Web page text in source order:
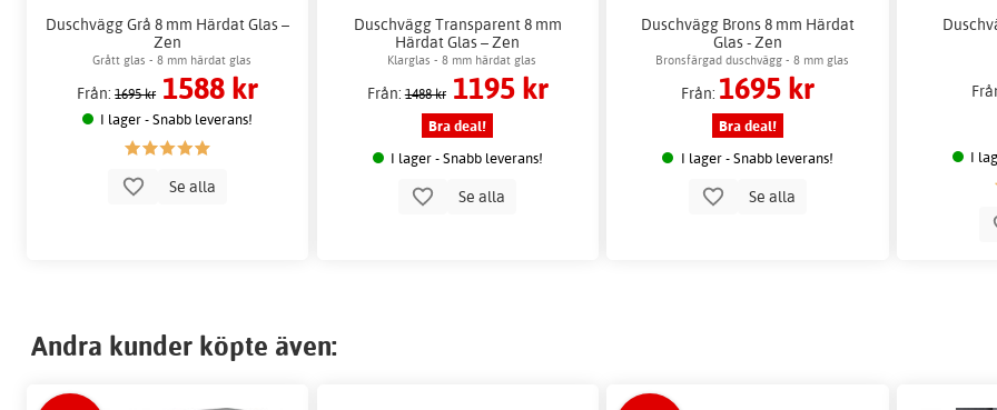
Duschvägg Grå 8 mm Härdat Glas –
Zen
Grått glas - 8 mm härdat glas
Från:1695 kr 1588 kr
I lager - Snabb leverans!
Se alla
Duschvägg Transparent 8 mm
Härdat Glas – Zen
Klarglas - 8 mm härdat glas
Från:1488 kr 1195 kr
Bra deal!
I lager - Snabb leverans!
Se alla
Duschvägg Brons 8 mm Härdat
Glas - Zen
Bronsfärgad duschvägg - 8 mm glas
Från: 1695 kr
Bra deal!
I lager - Snabb leverans!
Se alla
I
Andra kunder köpte även: